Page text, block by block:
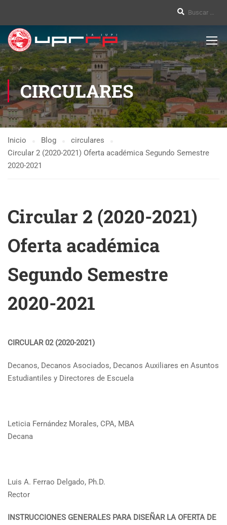
CIRCULARES
Inicio Blog
circulares
Circular 2 (2020-2021) Oferta académica Segundo Semestre
2020-2021
Circular 2 (2020-2021)
Oferta académica
Segundo Semestre
2020-2021
CIRCULAR 02 (2020-2021)
Decanos, Decanos Asociados, Decanos Auxiliares en Asuntos
Estudiantiles y Directores de Escuela
Leticia Fernández Morales, CPA, MBA
Decana
Luis A. Ferrao Delgado, Ph.D.
Rector
INSTRUCCIONES GENERALES PARA DISEÑAR LA OFERTA DE